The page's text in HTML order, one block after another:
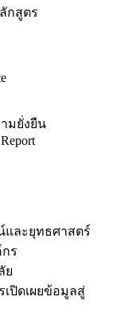
กสูตร
มยั่งยืน
และยุทธศาสตร์
ร
ย
เปิดเผยข้อมูลสู่